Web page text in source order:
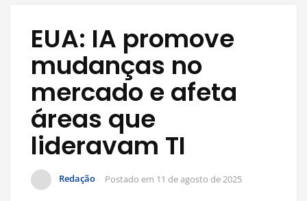
EUA: IA promove
mudanças no
mercado e afeta
áreas que
lideravam TI
Redação Postado em 11 de agosto de 2025